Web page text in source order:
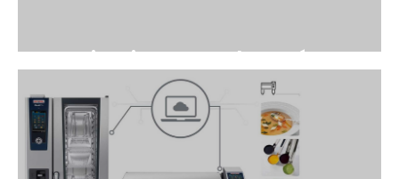
iVario Pro - Zcela nový
standard
Vypadá jako sklopná pánev, ale zvládne mnohem
více: vaření, pečení, restování, fritování a vaření v
tlaku – zařízení iVario Pro nahradí prakticky všechna
běžná kuchyňská zařízení. Unikátní technologie